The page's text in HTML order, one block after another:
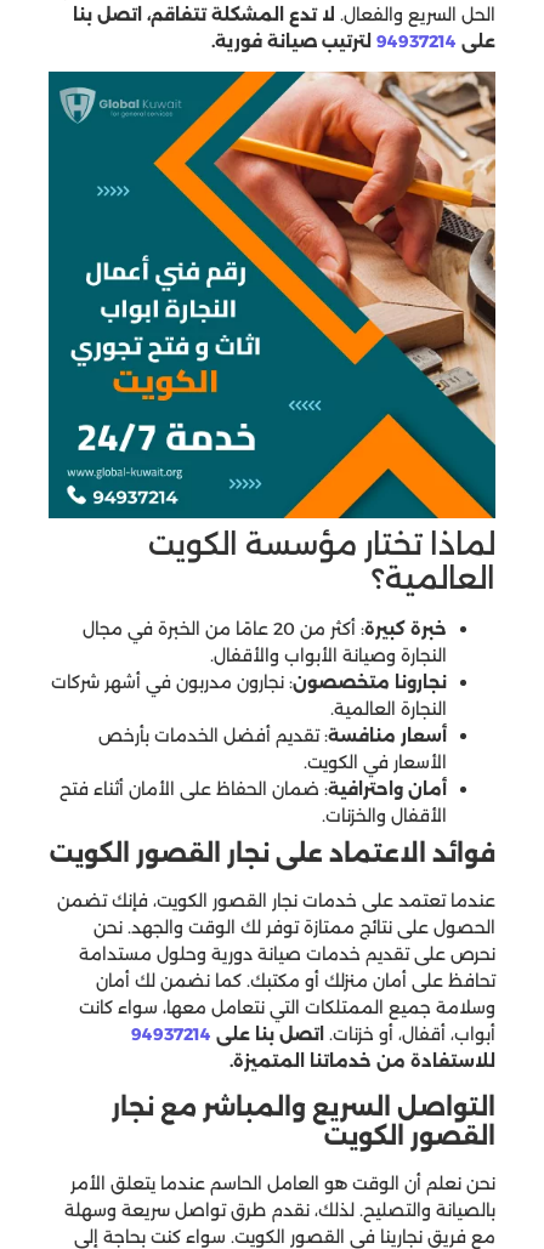
الحل السريع والفعال. لا تدع المشكلة تتفاقم، اتصل بنا
على 94937214 لترتيب صيانة فورية.
لماذا تختار مؤسسة الكويت
العالمية؟
خبرة كبيرة
: أكثر من 20 عامًا من الخبرة في مجال
النجارة وصيانة الأبواب والأقفال.
نجارونا متخصصون: نجارون مدربون في أشهر شركات
النجارة العالمية.
أسعار منافسة: تقديم أفضل الخدمات بأرخص
الأسعار في الكويت.
أمان واحترافية: ضمان الحفاظ على الأمان أثناء فتح
الأقفال والخزنات.
فوائد الاعتماد على نجار القصور الكويت
عندما تعتمد على خدمات نجار القصور الكويت، فإنك تضمن
الحصول على نتائج ممتازة توفر لك الوقت والجهد. نحن
نحرص على تقديم خدمات صيانة دورية وحلول مستدامة
تحافظ على أمان منزلك أو مكتبك. كما نضمن لك أمان
وسلامة جميع الممتلكات التي نتعامل معها، سواء كانت
أبواب، أقفال، أو خزنات. اتصل بنا على 94937214
للاستفادة من خدماتنا المتميزة.
التواصل السريع والمباشر مع نجار
القصور الكويت
نحن نعلم أن الوقت هو العامل الحاسم عندما يتعلق الأمر
بالصيانة والتصليح. لذلك، نقدم طرق تواصل سريعة وسهلة
مع فريق نجارينا في القصور الكويت. سواء كنت بحاجة إلى